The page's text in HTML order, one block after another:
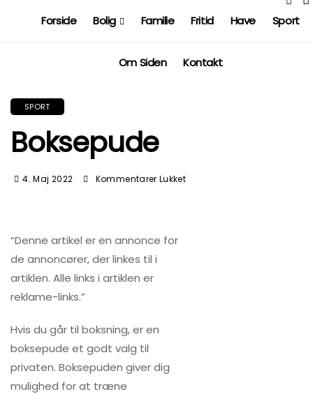
Forside Bolig Familie Fritid Have Sport
Om Siden Kontakt
SPORT
Boksepude
4. Maj 2022
Kommentarer Lukket
“Denne artikel er en annonce for
de annoncører, der linkes til i
artiklen. Alle links i artiklen er
reklame-links.”
Hvis du går til boksning, er en
boksepude et godt valg til
privaten. Boksepuden giver dig
mulighed for at træne